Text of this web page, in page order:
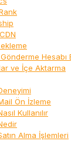
Hesabı
ve İçe Aktarma
Ön İzleme
Kullanılır
Alma İşlemleri